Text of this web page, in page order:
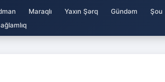
Maraqlı Yaxın Şərq Gündəm Şou